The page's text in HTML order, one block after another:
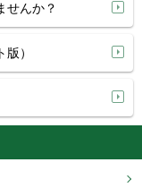
せんか？
）